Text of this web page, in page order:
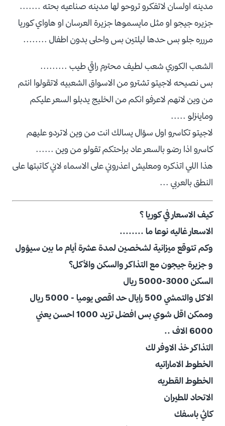
مدينه اولسان لاتفكرو تروحو لها مدينه صناعيه بحته .......
جزيره جيجو او مثل مايسموها جزيرة العرسان او هاواي كوريا
مررره جلو بس حدها ليلتين بس واحلى بدون اطفال ........
الشعب الكوري شعب لطيف محترم راقي طيب .........
بس نصيحه لاجيتو تشترو من الاسواق الشعبيه لاتقولوا انتم
من وين لانهم لاعرفو انكم من الخليج يدبلو السعر عليكم
وماينزلو .....
لاجيتو تكاسرو اول سؤال يسالك انت من وين لاتردو عليهم
كاسرو اذا رضو بالسعر عاد براحتكم تقولو من وين ......
هذا اللي اتذكره ومعليش اعذروني على الاسماء لاني كاتبتها على
النطق بالعربي ...
كيف الاسعار في كوريا ؟
الاسعار غاليه نوعا ما ........
وكم تتوقع ميزانية لشخصين لمدة عشرة أيام ما بين سيؤول
و جزيرة جيجون مع التذاكر والسكن والأكل؟
السكن 3000-5000 ريال
الاكل والتمشي 500 رايال حد اقصى يوميا - 5000 ريال
وممكن اقل شوي بس افضل تزيد 1000 احسن يعني
6000 الاف ..
التذاكر خذ الاوفر لك
الخطوط الاماراتيه
الخطوط القطريه
الاتحاد للطيران
كاثي باسفك